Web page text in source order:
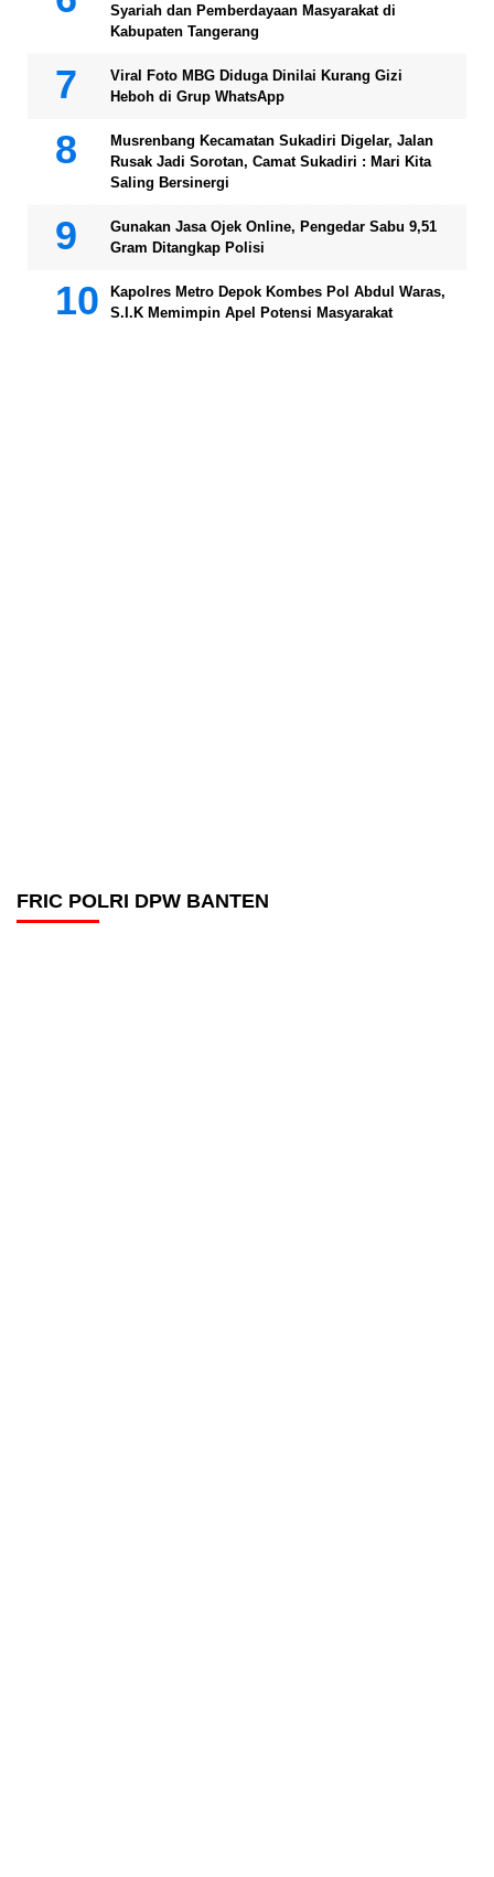
Syariah dan Pemberdayaan Masyarakat di
Kabupaten Tangerang
Viral Foto MBG Diduga Dinilai Kurang Gizi
Heboh di Grup WhatsApp
Musrenbang Kecamatan Sukadiri Digelar, Jalan
Rusak Jadi Sorotan, Camat Sukadiri : Mari Kita
Saling Bersinergi
Gunakan Jasa Ojek Online, Pengedar Sabu 9,51
Gram Ditangkap Polisi
Kapolres Metro Depok Kombes Pol Abdul Waras,
S.I.K Memimpin Apel Potensi Masyarakat
FRIC POLRI DPW BANTEN